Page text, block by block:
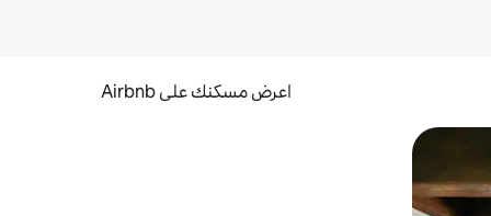
اعرض مسكنك على Airbnb